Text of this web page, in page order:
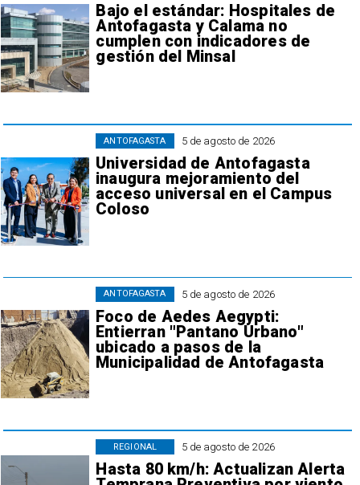
Bajo el estándar: Hospitales de
Antofagasta y Calama no
cumplen con indicadores de
gestión del Minsal
5 de agosto de 2026
Universidad de Antofagasta
inaugura mejoramiento del
acceso universal en el Campus
Coloso
ANTOFAGASTA
5 de agosto de 2026
Foco de Aedes Aegypti:
Entierran "Pantano Urbano"
ubicado a pasos de la
Municipalidad de Antofagasta
ANTOFAGASTA
5 de agosto de 2026
Hasta 80 km/h: Actualizan Alerta
REGIONAL